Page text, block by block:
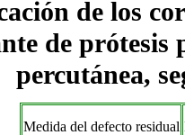
de los
de prótesis
percutánea,
Medida del defecto residual